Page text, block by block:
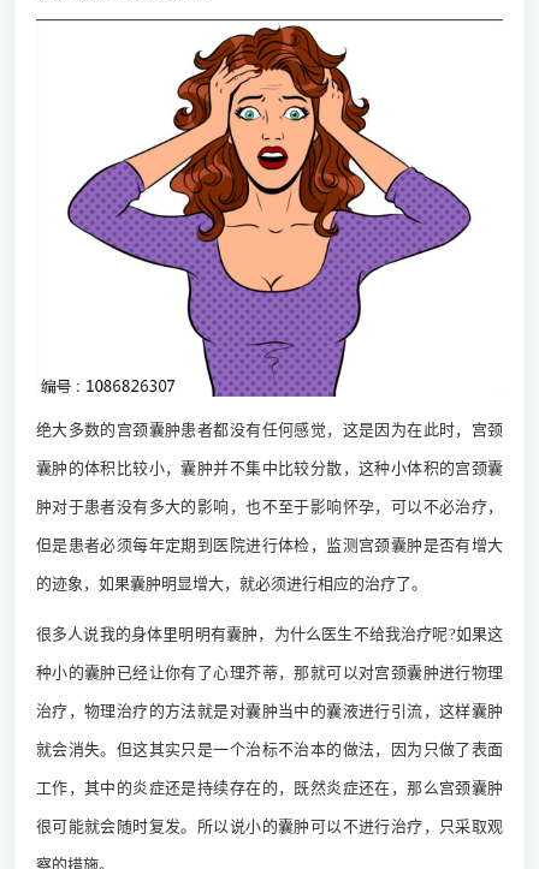
绝大多数的宫颈囊肿患者都没有任何感觉，这是因为在此时，宫颈
囊肿的体积比较小，囊肿并不集中比较分散，这种小体积的宫颈囊
肿对于患者没有多大的影响，也不至于影响怀孕，可以不必治疗，
但是患者必须每年定期到医院进行体检，监测宫颈囊肿是否有增大
的迹象，如果囊肿明显增大，就必须进行相应的治疗了。
很多人说我的身体里明明有囊肿，为什么医生不给我治疗呢?如果这
种小的囊肿已经让你有了心理芥蒂，那就可以对宫颈囊肿进行物理
治疗，物理治疗的方法就是对囊肿当中的囊液进行引流，这样囊肿
就会消失。但这其实只是一个治标不治本的做法，因为只做了表面
工作，其中的炎症还是持续存在的，既然炎症还在，那么宫颈囊肿
很可能就会随时复发。所以说小的囊肿可以不进行治疗，只采取观
察的措施。